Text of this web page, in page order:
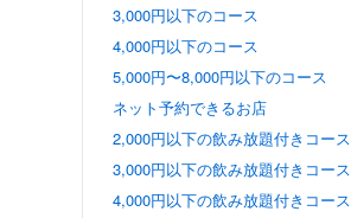
3,000円以下のコース
4,000円以下のコース
5,000円〜8,000円以下のコース
ネット予約できるお店
2,000円以下の飲み放題付きコース
3,000円以下の飲み放題付きコース
4,000円以下の飲み放題付きコース